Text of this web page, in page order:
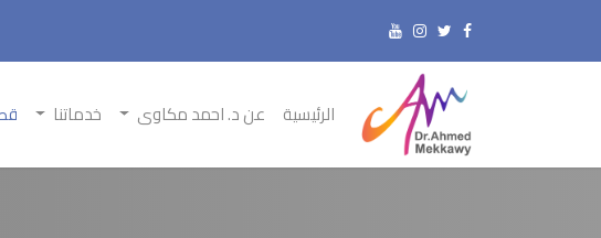
الرئيسية عن د. احمد مكاوى خدماتنا